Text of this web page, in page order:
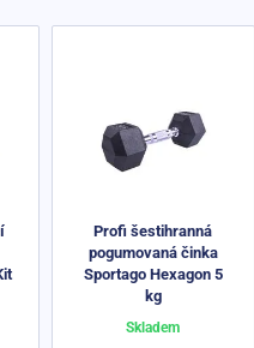
Profi šestihranná
pogumovaná činka
Sportago Hexagon 5
kg
Skladem